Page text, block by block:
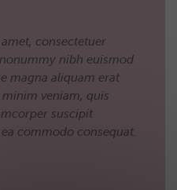
consectetuer
nibh euismod
magna aliquam erat
veniam, quis
suscipit
commodo consequat.